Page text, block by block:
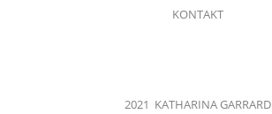
KONTAKT
2021 KATHARINA GARRARD